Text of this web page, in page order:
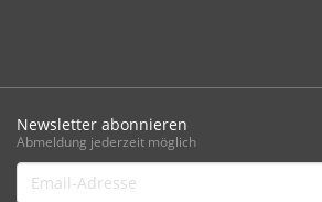
Newsletter abonnieren
Abmeldung jederzeit möglich
Email-
Adresse